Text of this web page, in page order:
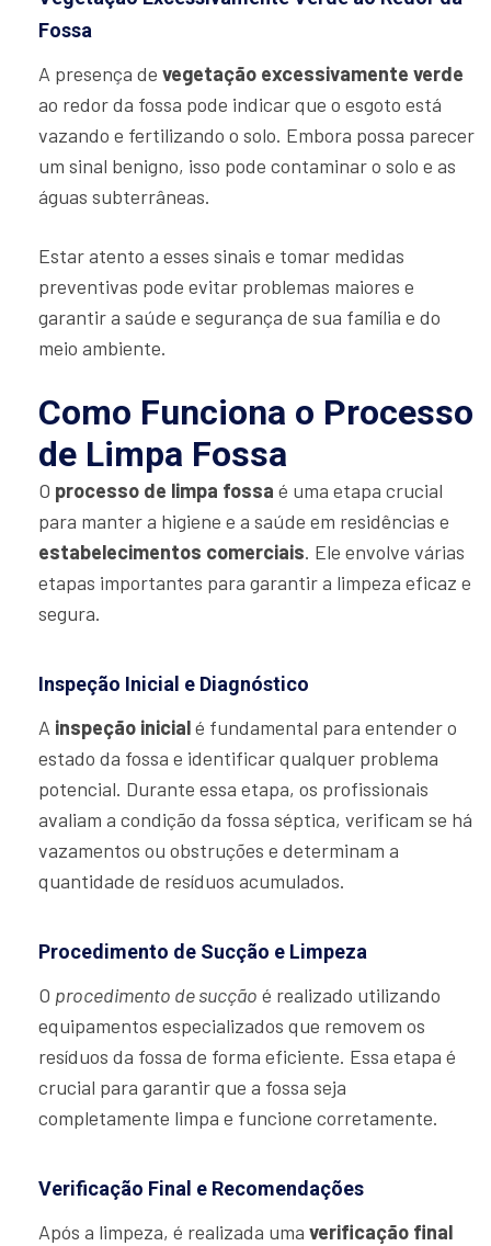
Fossa
A presença de vegetação excessivamente verde
ao redor da fossa pode indicar que o esgoto está
vazando e fertilizando o solo. Embora possa parecer
um sinal benigno, isso pode contaminar o solo e as
águas subterrâneas.
Estar atento a esses sinais e tomar medidas
preventivas pode evitar problemas maiores e
garantir a saúde e segurança de sua família e do
meio ambiente.
Como Funciona o Processo
de Limpa Fossa
O processo de limpa fossa é uma etapa crucial
para manter a higiene e a saúde em residências e
estabelecimentos comerciais. Ele envolve várias
etapas importantes para garantir a limpeza eficaz e
segura.
Inspeção Inicial e Diagnóstico
A inspeção inicialé fundamental para entender o
estado da fossa e identificar qualquer problema
potencial. Durante essa etapa, os profissionais
avaliam a condição da fossa séptica, verificam se há
vazamentos ou obstruções e determinam a
quantidade de resíduos acumulados.
Procedimento de Sucção e Limpeza
O procedimento de sucção é realizado utilizando
equipamentos especializados que removem os
resíduos da fossa de forma eficiente. Essa etapa é
crucial para garantir que a fossa seja
completamente limpa e funcione corretamente.
Verificação Final e Recomendações
Após a limpeza, é realizada uma verificação final